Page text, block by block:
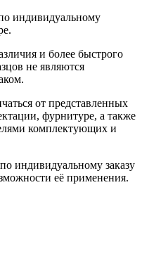
индивидуальному
и более быстрого
не являются
от представленных
фурнитуре, а также
комплектующих и
индивидуальному заказу
её применения.